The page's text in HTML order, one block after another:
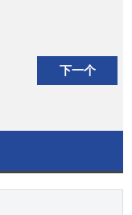
下一个